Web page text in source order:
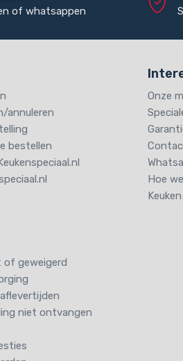
of whatsappen
annuleren
bestellen
of geweigerd
niet ontvangen
Onze
Hoe